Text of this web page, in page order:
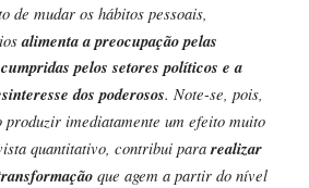
de mudar os hábitos pessoais,
alimenta a preocupação pelas
pelos setores políticos e a
dos poderosos. Note-se, pois,
produzir imediatamente um efeito muito
quantitativo, contribui pararealizar
que agem a partir do nível